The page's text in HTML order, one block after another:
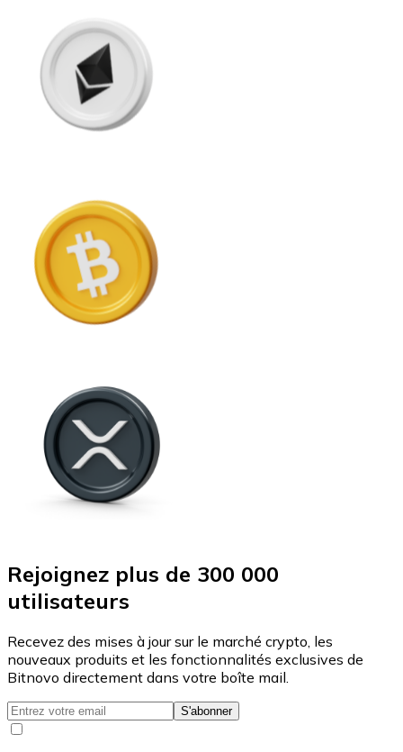
Rejoignez plus de 300 000
utilisateurs
Recevez des mises à jour sur le marché crypto, les
nouveaux produits et les fonctionnalités exclusives de
Bitnovo directement dans votre boîte mail.
S'abonner